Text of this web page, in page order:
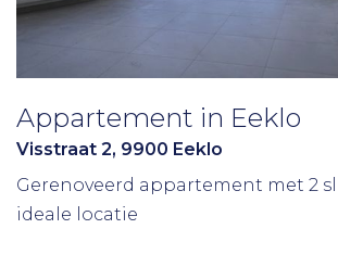
Appartement in Eeklo
Visstraat 2, 9900 Eeklo
Gerenoveerd appartement met 2
ideale locatie